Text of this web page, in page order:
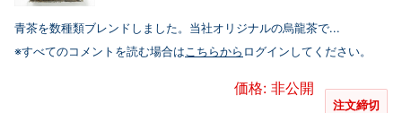
青茶を数種類ブレンドしました。当社オリジナルの烏龍茶で...
※すべてのコメントを読む場合はこちらから ログインしてください。
価格: 非公開
注文締切